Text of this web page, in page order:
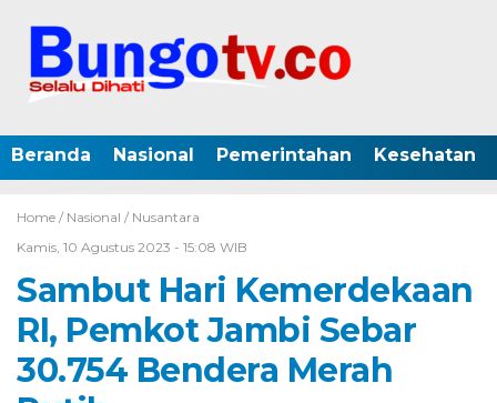
Beranda Nasional Pemerintahan Kesehatan
Home / Nasional / Nusantara
Kamis, 10 Agustus 2023 - 15:08 WIB
Sambut Hari Kemerdekaan
RI, Pemkot Jambi Sebar
30.754 Bendera Merah